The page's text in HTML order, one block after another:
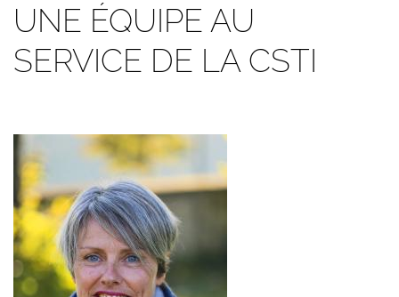
UNE ÉQUIPE AU
SERVICE DE LA CSTI